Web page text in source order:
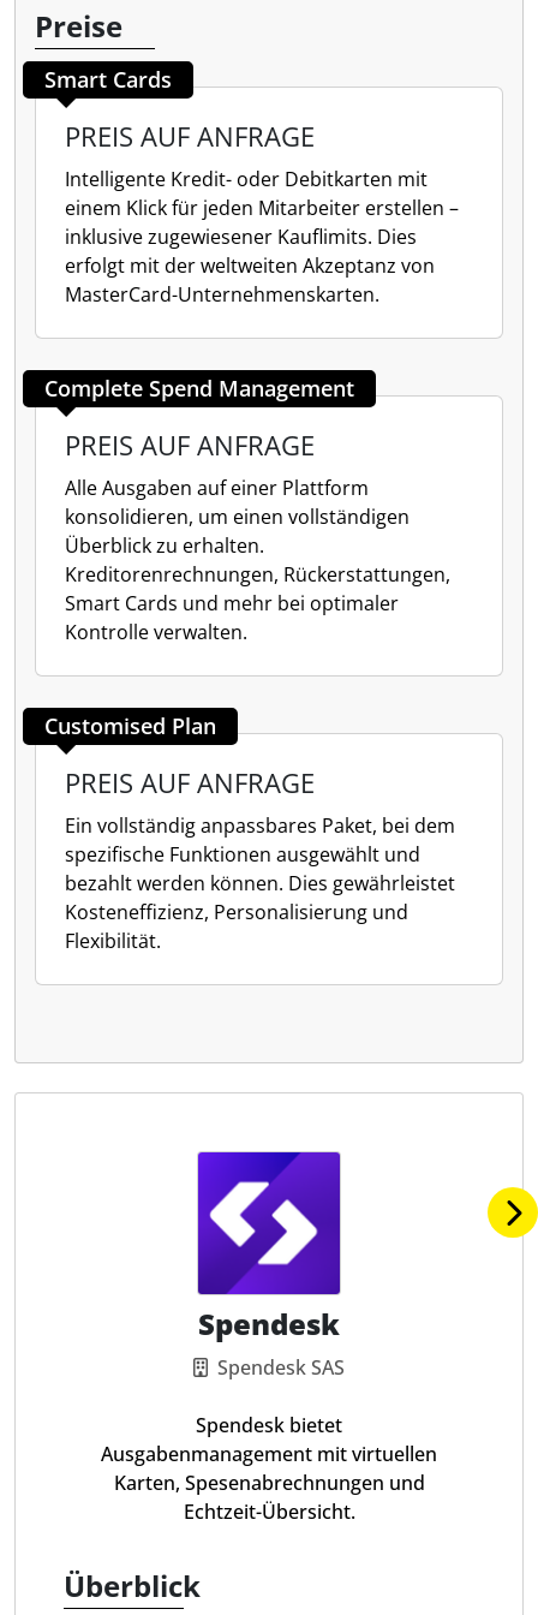
Preise
Smart Cards
PREIS AUF ANFRAGE
Intelligente Kredit- oder Debitkarten mit
einem Klick für jeden Mitarbeiter erstellen –
inklusive zugewiesener Kauflimits. Dies
erfolgt mit der weltweiten Akzeptanz von
MasterCard-Unternehmenskarten.
Complete Spend Management
PREIS AUF ANFRAGE
Alle Ausgaben auf einer Plattform
konsolidieren, um einen vollständigen
Überblick zu erhalten.
Kreditorenrechnungen, Rückerstattungen,
Smart Cards und mehr bei optimaler
Kontrolle verwalten.
Customised Plan
PREIS AUF ANFRAGE
Ein vollständig anpassbares Paket, bei dem
spezifische Funktionen ausgewählt und
bezahlt werden können. Dies gewährleistet
Kosteneffizienz, Personalisierung und
Flexibilität.
Spendesk
Spendesk SAS
Spendesk bietet
Ausgabenmanagement mit virtuellen
Karten, Spesenabrechnungen und
Echtzeit-Übersicht.
Überblick